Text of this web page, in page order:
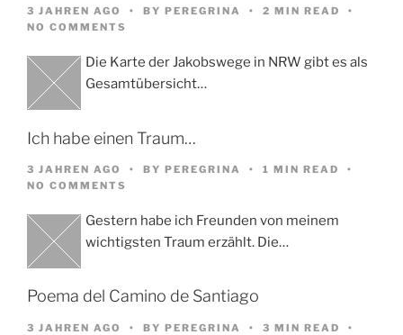
3 JAHREN AGO BY PEREGRINA
2 MIN READ
NO COMMENTS
Die Karte der Jakobswege in NRW gibt es als
Gesamtübersicht…
Ich habe einen Traum…
3 JAHREN AGO BY PEREGRINA
1 MIN READ
NO COMMENTS
Gestern habe ich Freunden von meinem
wichtigsten Traum erzählt. Die…
Poema del Camino de Santiago
3 JAHREN AGO BY PEREGRINA
3 MIN READ